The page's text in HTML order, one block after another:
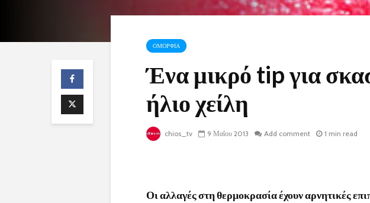
ΟΜΟΡΦΙΑ
Ένα μικρό tip για
ήλιο χείλη
chios_tv 9 Μαΐου 2013 Add comment 1 min read
Οι αλλαγές στη θερμοκρασία έχουν αρνητικές